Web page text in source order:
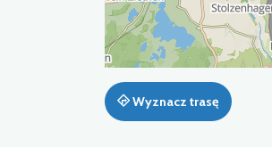
Wyznacz trasę